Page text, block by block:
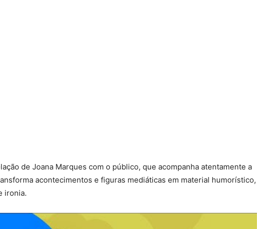
de Joana Marques com o público, que acompanha atentamente a
acontecimentos e figuras mediáticas em material humorístico,
ironia.